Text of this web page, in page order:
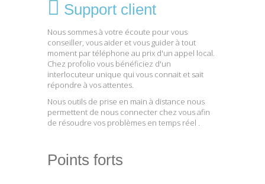
Support client
Nous sommes à votre écoute pour vous
conseiller, vous aider et vous guider à tout
moment par téléphone au prix d'un appel local.
Chez profolio vous bénéficiez d'un
interlocuteur unique qui vous connait et sait
répondre à vos attentes.
Nous outils de prise en main à distance nous
permettent de nous connecter chez vous afin
de résoudre vos problèmes en temps réel .
Points forts